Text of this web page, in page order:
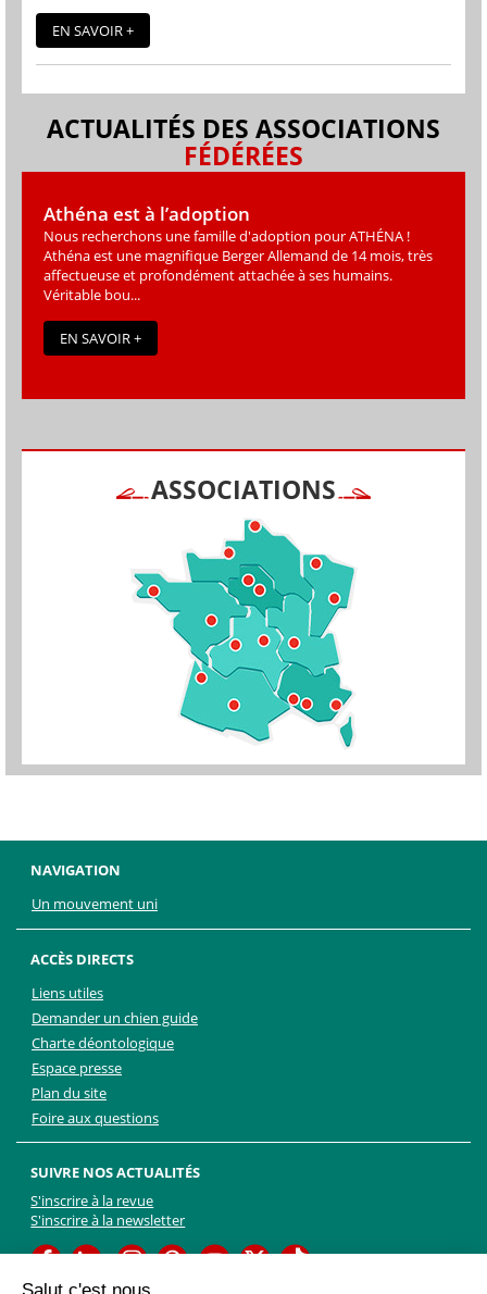
EN SAVOIR +
ACTUALITÉS DES ASSOCIATIONS
FÉDÉRÉES
Athéna est à l’adoption
Nous recherchons une famille d'adoption pour ATHÉNA !
Athéna est une magniﬁque Berger Allemand de 14 mois, très
affectueuse et profondément attachée à ses humains.
Véritable bou...
EN SAVOIR +
ASSOCIATIONS
NAVIGATION
Un mouvement uni
ACCÈS DIRECTS
Liens utiles
Demander un chien guide
Charte déontologique
Espace presse
Plan du site
Foire aux questions
SUIVRE NOS ACTUALITÉS
S'inscrire à la revue
S'inscrire à la newsletter
FacebookLinkedinFacebook YoutubeTwitterTikTok